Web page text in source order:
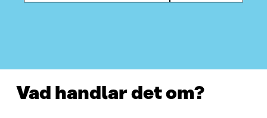
Vad handlar det om?